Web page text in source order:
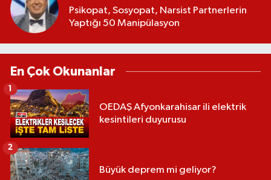
Psikopat, Sosyopat, Narsist Partnerlerin
Yaptığı 50 Manipülasyon
En Çok Okunanlar
OEDAŞ Afyonkarahisar ili elektrik
kesintileri duyurusu
1
Büyük deprem mi geliyor?
2